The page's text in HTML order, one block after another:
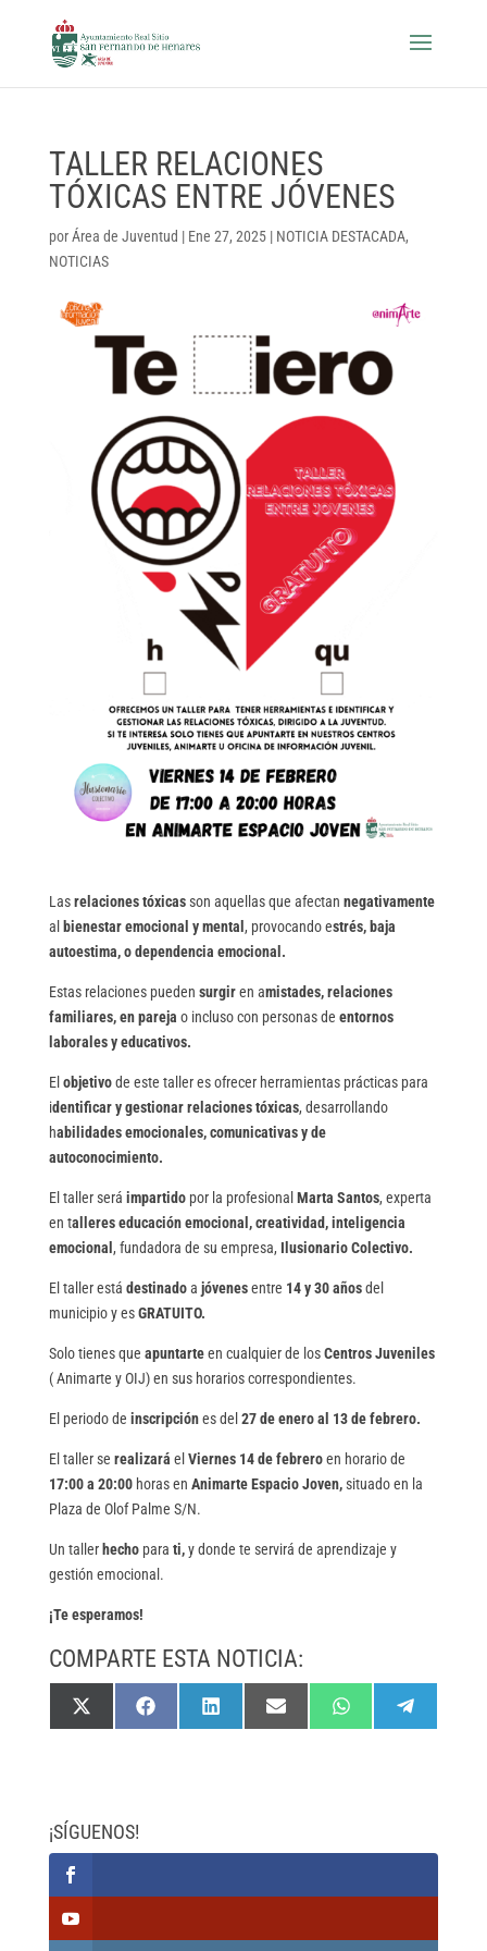
TALLER RELACIONES
TÓXICAS ENTRE JÓVENES
porÁrea de Juventud | Ene 27, 2025| NOTICIA DESTACADA,
NOTICIAS
Lasrelaciones tóxicasson aquellas que afectan negativamente
al bienestar emocional y mental , provocando estrés, baja
autoestima, o dependencia emocional.
Estas relaciones pueden surgiren amistades, relaciones
familiares, en pareja o incluso con personas de entornos
laborales y educativos.
El objetivode este taller es ofrecer herramientas prácticas para
identificar y gestionar relaciones tóxicas, desarrollando
habilidades emocionales, comunicativas y de
autoconocimiento.
El taller será impartidopor la profesional Marta Santos, experta
en talleres educación emocional, creatividad, inteligencia
emocional , fundadora de su empresa, Ilusionario Colectivo.
El taller está destinadoa jóvenesentre 14 y 30 añosdel
municipio y esGRATUITO.
Solo tienes que apuntarteen cualquier de losCentros Juveniles
( Animarte y OIJ) en sus horarios correspondientes.
El periodo de inscripciónes del 27 de enero al 13 de febrero.
El taller se realizará el Viernes 14 de febreroen horario de
17:00 a 20:00horas en Animarte Espacio Joven,situado en la
Plaza de Olof Palme S/N.
Un taller hechopara ti,y donde te servirá de aprendizaje y
gestión emocional.
¡Te esperamos!
COMPARTE ESTA NOTICIA:
Compartir
en
X
(
r
)
Compartir
en
F
a
Compartir
en
L
i
Compartir
en
E
m
Compartir
en
W
h
Compartir
en
e
¡SÍGUENOS!